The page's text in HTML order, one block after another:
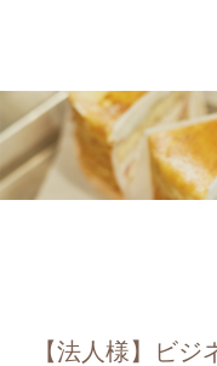
【法人様】ビ